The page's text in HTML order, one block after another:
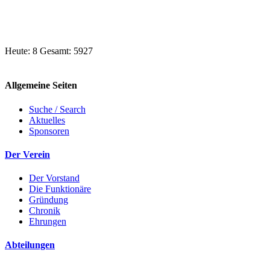
Heute: 8 Gesamt: 5927
Allgemeine Seiten
Suche / Search
Aktuelles
Sponsoren
Der Verein
Der Vorstand
Die Funktionäre
Gründung
Chronik
Ehrungen
Abteilungen